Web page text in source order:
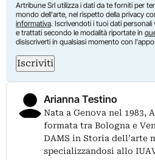
Artribune Srl utilizza i dati da te forniti per
mondo dell'arte, nel rispetto della privacy
informativa. Iscrivendoti i tuoi dati
e trattati secondo le modalità riportate in
disiscriverti in qualsiasi momento con
Iscriviti
Arianna Testino
Nata a Genova nel 1983,
formata tra Bologna e
DAMS in Storia dell’arte
specializzandosi allo